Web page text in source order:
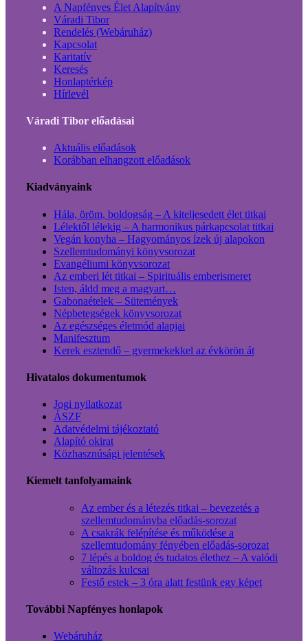
A Napfényes Élet Alapítvány
Váradi Tibor
Rendelés (Webáruház)
Kapcsolat
Karitatív
Keresés
Honlaptérkép
Hírlevél
Váradi Tibor előadásai
Aktuális előadások
Korábban elhangzott előadások
Kiadványaink
Hála, öröm, boldogság – A kiteljesedett élet titkai
Lélektől lélekig – A harmonikus párkapcsolat titkai
Vegán konyha – Hagyományos ízek új alapokon
Szellemtudományi könyvsorozat
Evangéliumi könyvsorozat
Az emberi lét titkai – Spirituális emberismeret
Isten, áldd meg a magyart…
Gabonaételek – Sütemények
Népbetegségek könyvsorozat
Az egészséges életmód alapjai
Manifesztum
Kerek esztendő – gyermekekkel az évkörön át
Hivatalos dokumentumok
Jogi nyilatkozat
ÁSZF
Adatvédelmi tájékoztató
Alapító okirat
Közhasznúsági jelentések
Kiemelt tanfolyamaink
Az ember és a létezés titkai – bevezetés a
szellemtudományba előadás-sorozat
A csakrák felépítése és működése a
szellemtudomány fényében előadás-sorozat
7 lépés a boldog és tudatos élethez – A valódi
változás kulcsai
Festő estek – 3 óra alatt festünk egy képet
További Napfényes honlapok
Webáruház